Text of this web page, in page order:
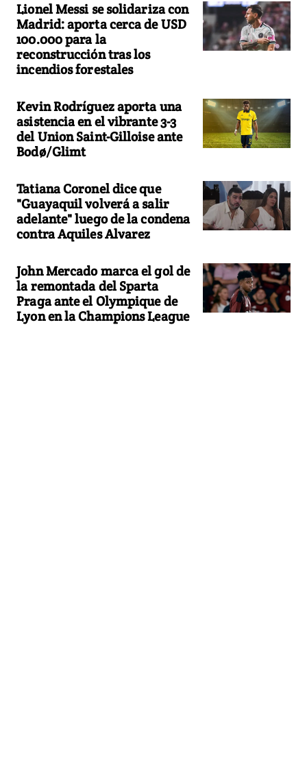
Lionel Messi se solidariza con
Madrid: aporta cerca de USD
100.000 para la
reconstrucción tras los
incendios forestales
Kevin Rodríguez aporta una
asistencia en el vibrante 3-3
del Union Saint-Gilloise ante
Bodø/Glimt
Tatiana Coronel dice que
"Guayaquil volverá a salir
adelante" luego de la condena
contra Aquiles Alvarez
John Mercado marca el gol de
la remontada del Sparta
Praga ante el Olympique de
Lyon en la Champions League